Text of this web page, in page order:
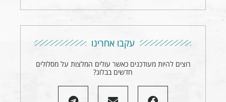
עקבו אחרינו
רוצים להיות מעודכנים כאשר עולים המלצות על מסלולים
חדשים בבלוג?